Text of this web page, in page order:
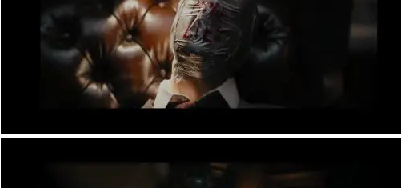
自信ニキきてくれｗｗｗｗｗｗｗｗｗ
本田翼が好きな